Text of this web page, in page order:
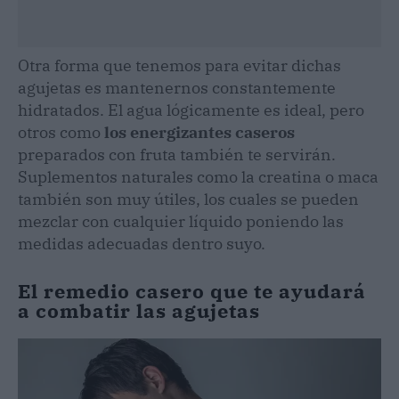
Otra forma que tenemos para evitar dichas
agujetas es mantenernos constantemente
hidratados. El agua lógicamente es ideal, pero
otros como los energizantes caseros
preparados con fruta también te servirán.
Suplementos naturales como la creatina o maca
también son muy útiles, los cuales se pueden
mezclar con cualquier líquido poniendo las
medidas adecuadas dentro suyo.
El remedio casero que te ayudará
a combatir las agujetas